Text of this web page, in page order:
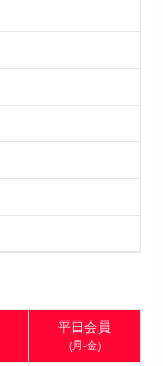
平日会員
(月-金)